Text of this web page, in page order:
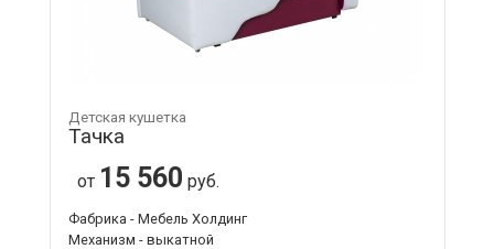
Детская кушетка
Тачка
от 15 560 руб.
Фабрика - Мебель Холдинг
Механизм - выкатной